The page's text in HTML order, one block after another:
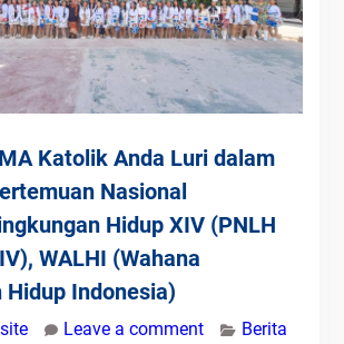
Katolik Anda Luri dalam
Nasional
Hidup XIV (PNLH
WALHI (Wahana
Hidup Indonesia)
Leave a comment
Berita